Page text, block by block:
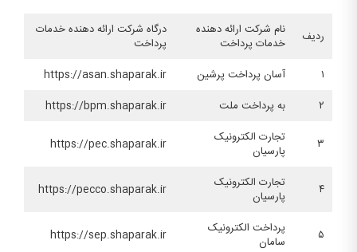
ردیف
نام شرکت ارائه دهنده
خدمات پرداخت
درگاه شرکت ارائه دهنده خدمات
پرداخت
۱
آسان پرداخت پرشین
https://asan.shaparak.ir
۲
به پرداخت ملت https://bpm.shaparak.ir
۳
تجارت الکترونیک
پارسیان
https://pec.shaparak.ir
۴
تجارت الکترونیک
پارسیان
https://pecco.shaparak.ir
۵
پرداخت الکترونیک
سامان
https://sep.shaparak.ir